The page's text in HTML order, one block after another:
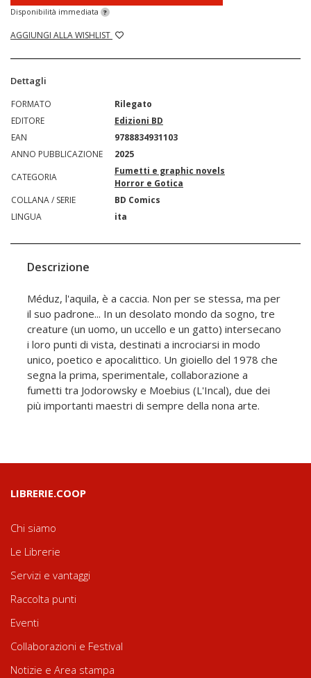
Disponibilità immediata ?
AGGIUNGI ALLA WISHLIST
Dettagli
FORMATO
Rilegato
EDITORE
Edizioni BD
EAN
9788834931103
ANNO PUBBLICAZIONE
2025
CATEGORIA
Fumetti e graphic novels
Horror e Gotica
COLLANA / SERIE
BD Comics
LINGUA
ita
Descrizione
Méduz, l'aquila, è a caccia. Non per se stessa, ma per
il suo padrone... In un desolato mondo da sogno, tre
creature (un uomo, un uccello e un gatto) intersecano
i loro punti di vista, destinati a incrociarsi in modo
unico, poetico e apocalittico. Un gioiello del 1978 che
segna la prima, sperimentale, collaborazione a
fumetti tra Jodorowsky e Moebius (L'Incal), due dei
più importanti maestri di sempre della nona arte.
LIBRERIE.COOP
Chi siamo
Le Librerie
Servizi e vantaggi
Raccolta punti
Eventi
Collaborazioni e Festival
Notizie e Area stampa